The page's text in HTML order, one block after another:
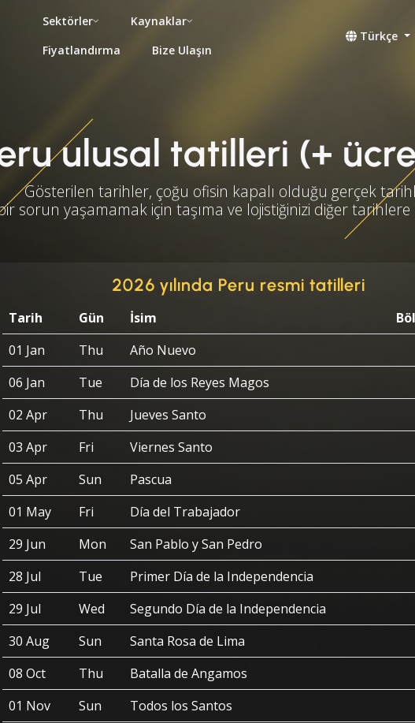
Sektörler
Kaynaklar
Fiyatlandırma
Bize Ulaşın
Türkçe
ulusal tatilleri (+
Gösterilen tarihler, çoğu ofisin kapalı olduğu gerçek
sorun yaşamamak için taşıma ve lojistiğinizi diğer tarihlere
2026 yılında Peru resmi tatilleri
Tarih Gün İsim
01 Jan
Thu
Año Nuevo
06 Jan
Tue
Día de los Reyes Magos
02 Apr
Thu
Jueves Santo
03 Apr
Fri
Viernes Santo
05 Apr
Sun
Pascua
01 May
Fri
Día del Trabajador
29 Jun
Mon
San Pablo y San Pedro
28 Jul
Tue
Primer Día de la Independencia
29 Jul
Wed
Segundo Día de la Independencia
30 Aug
Sun
Santa Rosa de Lima
08 Oct
Thu
Batalla de Angamos
01 Nov
Sun
Todos los Santos